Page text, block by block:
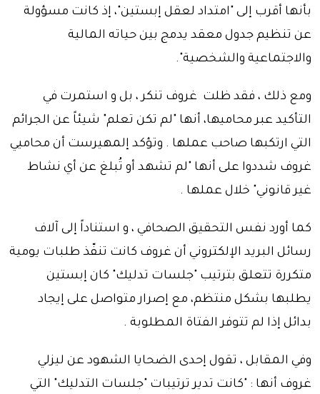
بأنها أقرب إلى "امتداد لعقل إبستين"، إذ كانت مسؤولة
عن تنظيم جدول معقد يدمج بين حياته المالية
والاجتماعية والشخصية".
ومع ذلك ، فقد ظلت غروف تنكر ، بل و استمرت في
التأكيد عبر محاميها، أنها "لم تكن تعلم" شيئاً عن الجرائم
التي ارتكبها صاحب عملها . وتؤكد إلمهيرست أن محاميي
غروف شددوا على أنها "لم تشهد أو تُبلغ عن أي نشاط
غير قانوني" خلال عملها .
كما أورد نفس التحقيق الصحافي ، و استناداً إلى آلاف
رسائل البريد الإلكتروني أن غروف كانت تنفّذ طلبات يومية
متكررة تتعلق بترتيب "جلسات تدليك" كان إبستين
يطلبها بشكل منتظم، مع إصرار متواصل على إيجاد
بدائل إذا لم تتوفر الفتاة المطلوبة .
وفي المقابل ، تقول إحدى الضحايا الشهود عن ليزلي
غروف أنها : "كانت تدير ترتيبات "جلسات التدليك" التي